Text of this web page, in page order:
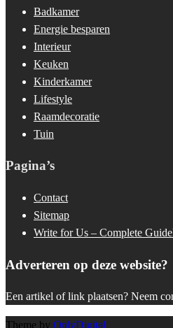
Badkamer
Energie besparen
Interieur
Keuken
Kinderkamer
Lifestyle
Raamdecoratie
Tuin
Pagina’s
Contact
Sitemap
Write for Us – Complete
Adverteren op deze website?
Een artikel of link plaatsen? Neem
Theme by OnlyDigital